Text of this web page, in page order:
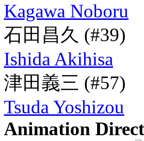
Kagawa Noboru
石田昌久 (#39)
Ishida Akihisa
津田義三 (#57)
Tsuda Yoshizou
Animation